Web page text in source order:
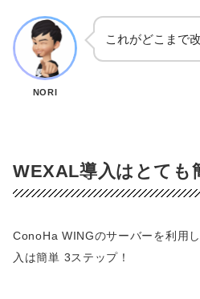
NORI
これがどこまで
WEXAL導入はとても
ConoHa WINGのサーバーを利用
入は簡単 3ステップ！